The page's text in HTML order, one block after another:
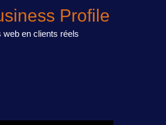
Profile
web en clients réels